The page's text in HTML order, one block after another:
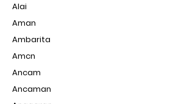
Alai
Aman
Ambarita
Amcn
Ancam
Ancaman